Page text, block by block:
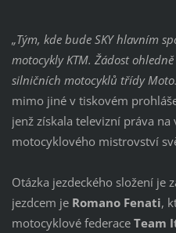
„Tým, kde bude SKY hlavním
motocykly KTM. Žádost
silničních motocyklů třídy
mimo jiné v tiskovém
jenž získala televizní práva
motocyklového mistrovství
Otázka jezdeckého složení je
jezdcem je Romano Fenati,
motocyklové federaceTeam